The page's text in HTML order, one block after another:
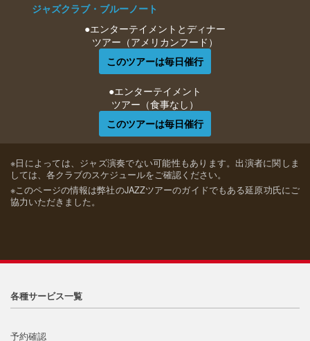
ジャズクラブ・ブルーノート
●エンターテイメントとディナー
ツアー（アメリカンフード）
●エンターテイメント
ツアー（食事なし）
※日によっては、ジャズ演奏でない可能性もあります。出演者に関しま
しては、各クラブのスケジュールをご確認ください。
※このページの情報は弊社のJAZZツアーのガイドでもある延原功氏にご
協力いただきました。
各種サービス一覧
予約確認